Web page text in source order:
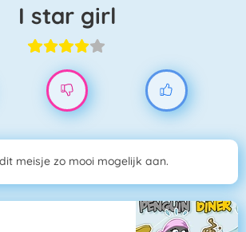
I star girl
meisje zo mooi mogelijk aan.